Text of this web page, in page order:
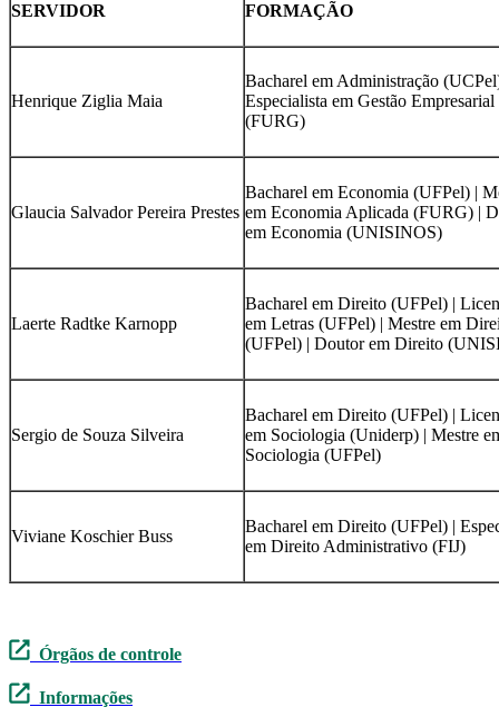
SERVIDOR FORMAÇÃO
Henrique Ziglia Maia
Bacharel em Administração
Especialista em Gestão Empresarial
(FURG)
Glaucia Salvador Pereira Prestes
Bacharel em Economia (UFPel) |
em Economia Aplicada (FURG) |
em Economia (UNISINOS)
Laerte Radtke Karnopp
Bacharel em Direito (UFPel) |
em Letras (UFPel) | Mestre em
(UFPel) | Doutor em Direito
Sergio de Souza Silveira
Bacharel em Direito (UFPel) |
em Sociologia (Uniderp) | Mestre
Sociologia (UFPel)
Viviane Koschier Buss
Bacharel em Direito (UFPel) |
em Direito Administrativo (FIJ)
Órgãos de controle
Informações